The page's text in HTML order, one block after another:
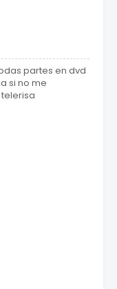
partes en dvd
si no me